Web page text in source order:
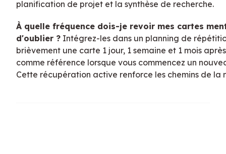
planification de projet et la synthèse de recherche.
À quelle fréquence dois-je revoir mes cartes
d'oublier ? Intégrez-les dans un planning de
brièvement une carte 1 jour, 1 semaine et 1 mois
comme référence lorsque vous commencez un
Cette récupération active renforce les chemins de la